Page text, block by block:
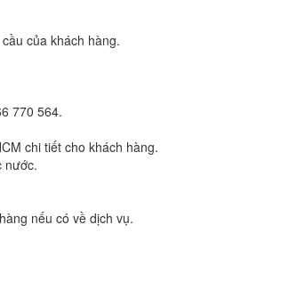
của khách hàng.
770 564.
chi tiết cho khách hàng.
nước.
nếu có về dịch vụ.